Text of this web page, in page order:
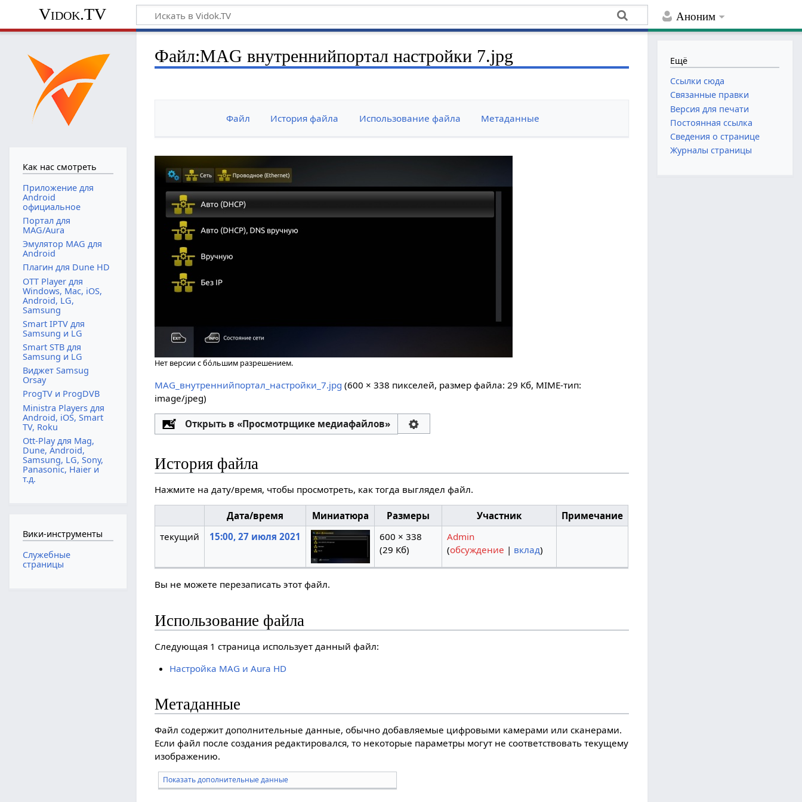
Аноним
Vidok.TV
Файл:MAG внутреннийпортал настройки 7.jpg
Файл История файла Использование файла Метаданные
Нет версии с бо́льшим разрешением.
MAG_внутреннийпортал_настройки_7.jpg ‎(600 × 338 пикселей, размер файла: 29 Кб, MIME-тип:
image/jpeg)
Открыть в «Просмотрщике медиафайлов»
Настройка
История файла
Нажмите на дату/время, чтобы просмотреть, как тогда выглядел файл.
Дата/время Миниатюра Размеры Участник
Примечание
текущий
15:00, 27 июля 2021
600 × 338
(29 Кб)
Admin
(обсуждение | вклад)
Вы не можете перезаписать этот файл.
Использование файла
Следующая 1 страница использует данный файл:
Настройка MAG и Aura HD
Метаданные
Файл содержит дополнительные данные, обычно добавляемые цифровыми камерами или сканерами.
Если файл после создания редактировался, то некоторые параметры могут не соответствовать текущему
изображению.
Показать дополнительные данные
Как нас смотреть
Приложение для
Android
официальное
Портал для
MAG/Aura
Эмулятор MAG для
Android
Плагин для Dune HD
OTT Player для
Windows, Mac, iOS,
Android, LG,
Samsung
Smart IPTV для
Samsung и LG
Smart STB для
Samsung и LG
Виджет Samsug
Orsay
ProgTV и ProgDVB
Ministra Players для
Android, iOS, Smart
TV, Roku
Ott-Play для Mag,
Dune, Android,
Samsung, LG, Sony,
Panasonic, Haier и
т.д.
Вики-инструменты
Служебные
страницы
Ещё
Ссылки сюда
Связанные правки
Версия для печати
Постоянная ссылка
Сведения о странице
Журналы страницы